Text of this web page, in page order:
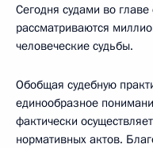
Сегодня судами во
рассматриваются
человеческие судьбы.
Обобщая судебную
единообразное
фактически
нормативных актов.